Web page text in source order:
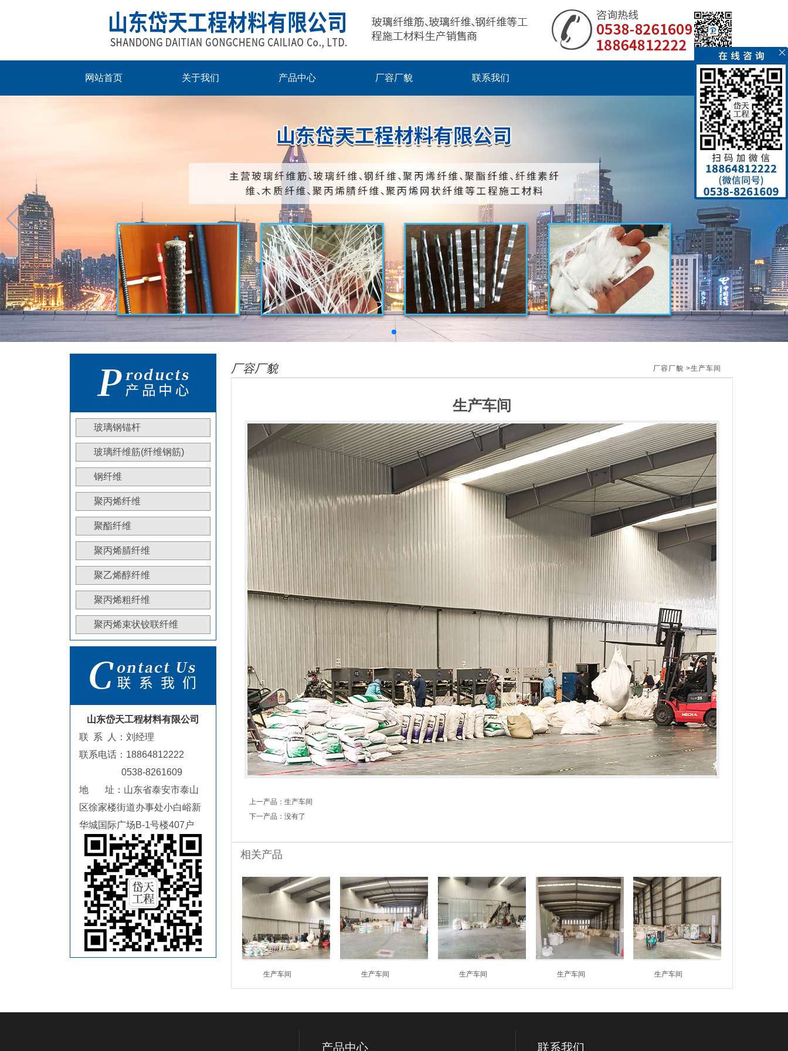
网站首页 关于我们 产品中心
玻璃纤维筋(纤维钢筋)
钢纤维
聚丙烯纤维
聚酯纤维
聚丙烯腈纤维
聚乙烯醇纤维
聚丙烯粗纤维
聚丙烯束状铰联纤维
厂容厂貌 联系我们
玻璃钢锚杆
玻璃纤维筋(纤维钢筋)
钢纤维
聚丙烯纤维
聚酯纤维
聚丙烯腈纤维
聚乙烯醇纤维
聚丙烯粗纤维
聚丙烯束状铰联纤维
山东岱天工程材料有限公司
联 系 人：刘经理
联系电话：18864812222
0538-8261609
地 址：山东省泰安市泰山
区徐家楼街道办事处小白峪新
华城国际广场B-1号楼407户
厂容厂貌 厂容厂貌 >生产车间
生产车间
上一产品：生产车间
下一产品：没有了
相关产品
生产车间 生产车间 生产车间 生产车间 生产车间
产品中心 联系我们